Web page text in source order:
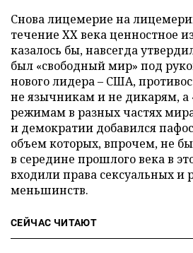
Снова лицемерие на
течение ХХ века ценностное
казалось бы, навсегда
был «свободный мир» под
нового лидера – США,
не язычникам и не дикарям, а
режимам в разных частях
и демократии добавился
объем которых, впрочем, не
в середине прошлого века в
входили права сексуальных и
меньшинств.
СЕЙЧАС ЧИТАЮТ